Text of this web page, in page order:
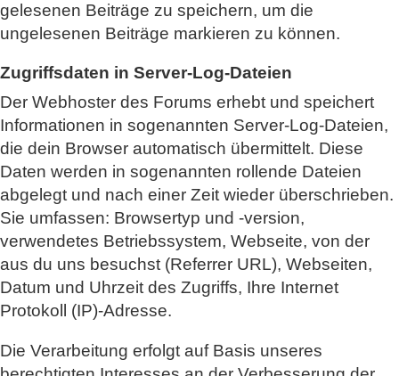
gelesenen Beiträge zu speichern, um die
ungelesenen Beiträge markieren zu können.
Zugriffsdaten in Server-Log-Dateien
Der Webhoster des Forums erhebt und speichert
Informationen in sogenannten Server-Log-Dateien,
die dein Browser automatisch übermittelt. Diese
Daten werden in sogenannten rollende Dateien
abgelegt und nach einer Zeit wieder überschrieben.
Sie umfassen: Browsertyp und -version,
verwendetes Betriebssystem, Webseite, von der
aus du uns besuchst (Referrer URL), Webseiten,
Datum und Uhrzeit des Zugriffs, Ihre Internet
Protokoll (IP)-Adresse.
Die Verarbeitung erfolgt auf Basis unseres